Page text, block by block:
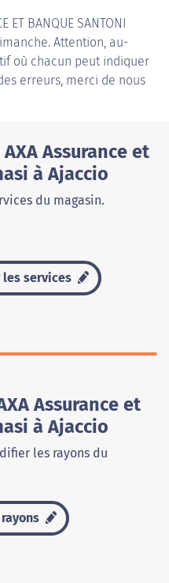
ET BANQUE SANTONI
Attention, au-
où chacun peut indiquer
erreurs, merci de nous
Assurance et
à Ajaccio
du magasin.
services
Assurance et
à Ajaccio
les rayons du